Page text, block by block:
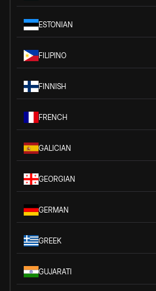
ESTONIAN
FILIPINO
FINNISH
FRENCH
GALICIAN
GEORGIAN
GERMAN
GREEK
GUJARATI